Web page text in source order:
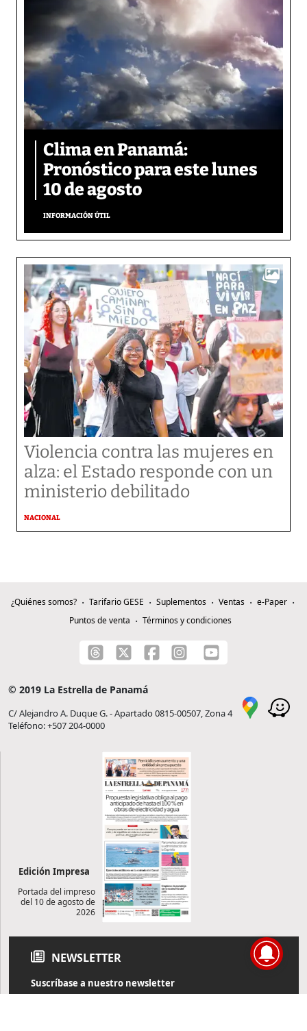
Clima en Panamá:
Pronóstico para este lunes
10 de agosto
INFORMACIÓN ÚTIL
Violencia contra las mujeres en
alza: el Estado responde con un
ministerio debilitado
NACIONAL
¿Quiénes somos? Tarifario GESE Suplementos Ventas
e-Paper
Puntos de venta
Términos y condiciones
© 2019 La Estrella de Panamá
C/ Alejandro A. Duque G. - Apartado 0815-00507, Zona 4
Teléfono: +507 204-0000
Edición Impresa
Portada del impreso
del 10 de agosto de
2026
NEWSLETTER
Suscríbase a nuestro newsletter
Reciba diariamente información de actualidad directamente en